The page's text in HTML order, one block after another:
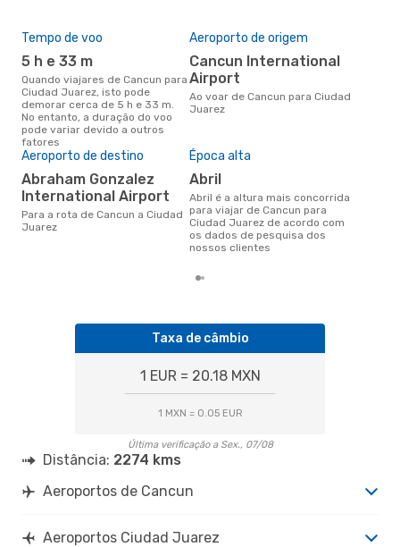
Tempo de voo
5 h e 33 m
Quando viajares de Cancun para
Ciudad Juarez, isto pode
demorar cerca de 5 h e 33 m.
No entanto, a duração do voo
pode variar devido a outros
fatores
Aeroporto de origem
Cancun International
Airport
Ao voar de Cancun para Ciudad
Juarez
Aeroporto de destino
Abraham Gonzalez
International Airport
Para a rota de Cancun a Ciudad
Juarez
Época alta
abril
abril é a altura mais concorrida
para viajar de Cancun para
Ciudad Juarez de acordo com
os dados de pesquisa dos
nossos clientes
Taxa de câmbio
1 EUR = 20.18 MXN
1 MXN = 0.05 EUR
Última verificação a Sex., 07/08
Distância: 2274 kms
Aeroportos de Cancun
Aeroportos Ciudad Juarez